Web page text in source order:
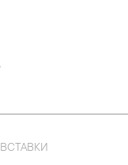
ВСТАВКИ